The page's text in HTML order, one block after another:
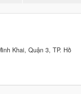
Khai, Quận 3, TP. Hồ